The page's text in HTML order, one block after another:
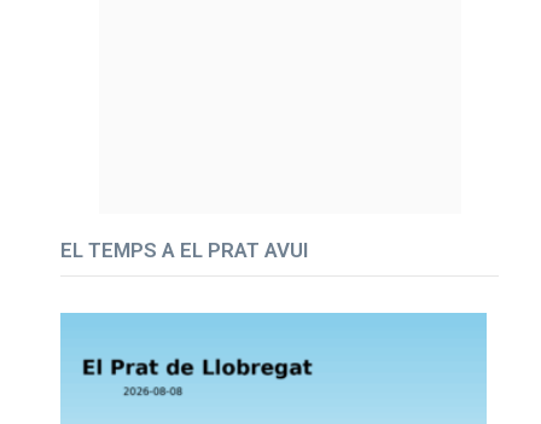
EL TEMPS A EL PRAT AVUI